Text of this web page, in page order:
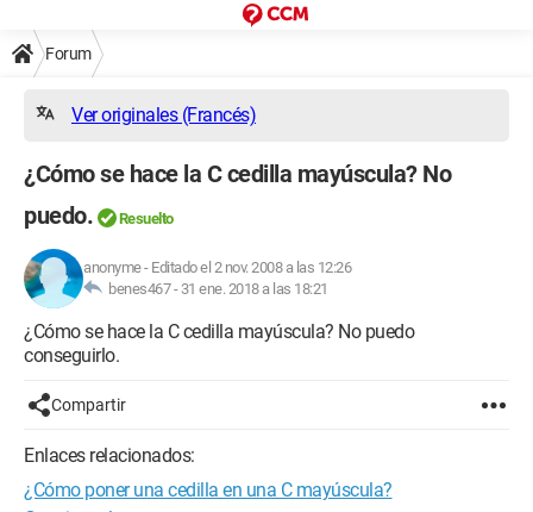
Forum
Ver originales (Francés)
¿Cómo se hace la C cedilla mayúscula? No
puedo.
Resuelto
anonyme- Editado el 2 nov. 2008 a las 12:26
benes467 - 31 ene. 2018 a las 18:21
¿Cómo se hace la C cedilla mayúscula? No puedo
conseguirlo.
Compartir
Enlaces relacionados:
¿Cómo poner una cedilla en una C mayúscula?